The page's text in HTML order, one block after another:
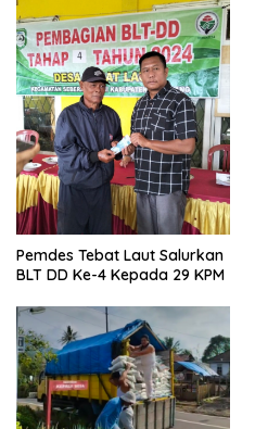
Pemdes Tebat Laut Salurkan
BLT DD Ke-4 Kepada 29 KPM